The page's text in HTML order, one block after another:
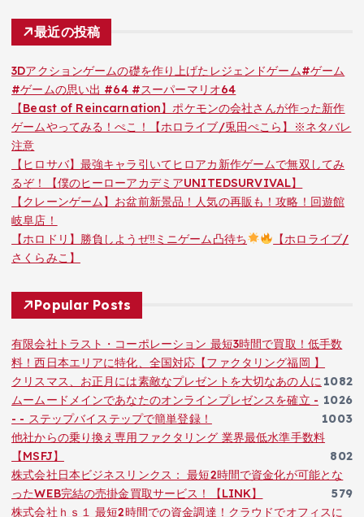
最近の投稿
3Dアクションゲームの礎を作り上げたレジェンドゲーム#ゲーム
#ゲームの思い出 #64 #スーパーマリオ64
【Beast of Reincarnation】ポケモンの会社さんが作った新作
ゲームやってみる！ぺこ！【ホロライブ/兎田ぺこら】※ネタバレ
注意
【ヒロサバ】最強キャラ引いてヒロアカ新作ゲームで無双してみ
るぞ！【僕のヒーローアカデミアUNITEDSURVIVAL】
【クレーンゲーム】お盆前新景品！人気の再販も！攻略！回遊館
岐阜店！
【ホロドリ】勝負しようぜ‼ミニゲーム凸待ち
【ホロライブ/
さくらみこ】
Popular Posts
有限会社トラスト・コーポレーション 最短3時間で買取！低手数
料！西日本エリアに特化、全国対応【ファクタリング福岡 】
1082
クリスマス、お正月には素敵なプレゼントを大切なあの人に
1026
ムームードメインであなたのオンラインプレゼンスを確立 -
- - ステップバイステップで簡単登録！
1003
他社からの乗り換え専用ファクタリング 業界最低水準手数料
【MSFJ】
802
株式会社日本ビジネスリンクス： 最短2時間で資金化が可能とな
ったWEB完結の売掛金買取サービス！【LINK】
579
株式会社ｈｓ１ 最短2時間での資金調達！クラウドでオフィスに